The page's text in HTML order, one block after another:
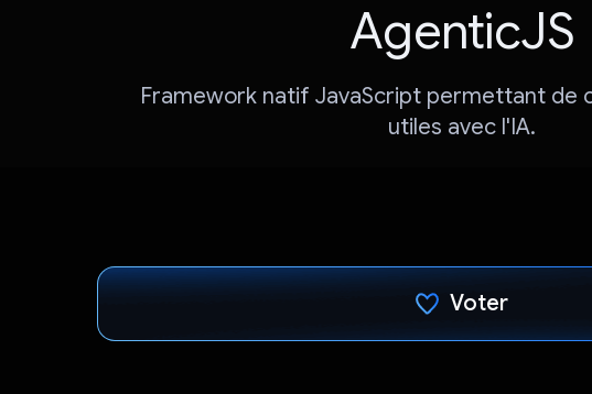
AgenticJS
Framework natif JavaScript permettant de
utiles avec l'IA.
Voter